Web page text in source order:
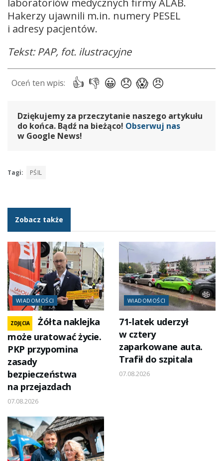
Hakerzy ujawnili m.in. numery PESEL
i adresy pacjentów.
Tekst: PAP, fot. ilustracyjne
Dziękujemy za przeczytanie naszego artykułu
do końca. Bądź na bieżąco! Obserwuj nas
w Google News!
Tagi: PŚIL
Zobacz także
WIADOMOŚCI
ZDJĘCIA
Żółta naklejka
może uratować życie.
PKP przypomina
zasady
bezpieczeństwa
na przejazdach
07.08.2026
WIADOMOŚCI
71-latek uderzył
w cztery
zaparkowane auta.
Trafił do szpitala
07.08.2026